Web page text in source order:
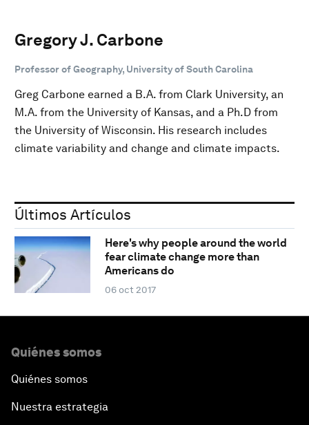
Gregory J. Carbone
Professor of Geography, University of South Carolina
Greg Carbone earned a B.A. from Clark University, an
M.A. from the University of Kansas, and a Ph.D from
the University of Wisconsin. His research includes
climate variability and change and climate impacts.
Últimos Artículos
Here's why people around the world
fear climate change more than
Americans do
06 oct 2017
Quiénes somos
Quiénes somos
Nuestra estrategia